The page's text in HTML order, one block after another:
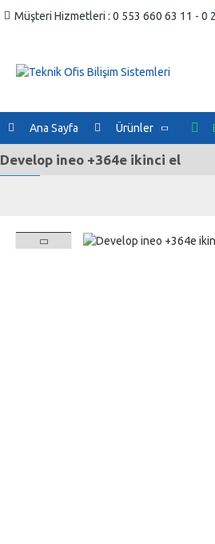
Müşteri Hizmetleri : 0 553 660 63 11 - 0
Ana Sayfa Ürünler
Develop ineo +364e ikinci el